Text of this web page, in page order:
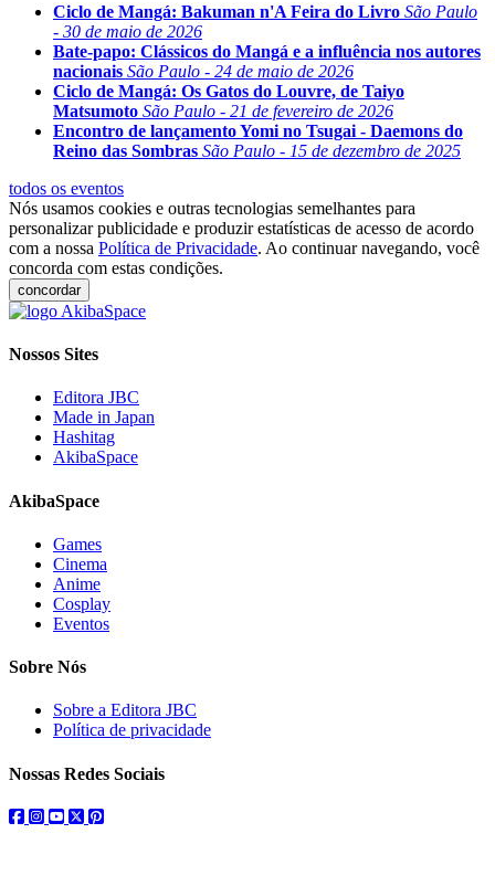
Ciclo de Mangá: Bakuman n'A Feira do Livro São Paulo
- 30 de maio de 2026
Bate-papo: Clássicos do Mangá e a influência nos autores
nacionais São Paulo - 24 de maio de 2026
Ciclo de Mangá: Os Gatos do Louvre, de Taiyo
Matsumoto São Paulo - 21 de fevereiro de 2026
Encontro de lançamento Yomi no Tsugai - Daemons do
Reino das Sombras São Paulo - 15 de dezembro de 2025
todos os eventos
Nós usamos cookies e outras tecnologias semelhantes para
personalizar publicidade e produzir estatísticas de acesso de acordo
com a nossa Política de Privacidade. Ao continuar navegando, você
concorda com estas condições.
concordar
Nossos Sites
Editora JBC
Made in Japan
Hashitag
AkibaSpace
AkibaSpace
Games
Cinema
Anime
Cosplay
Eventos
Sobre Nós
Sobre a Editora JBC
Política de privacidade
Nossas Redes Sociais
facebook
instagram
youtube
twitterpinterest